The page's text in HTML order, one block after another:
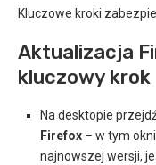
Kluczowe kroki
Aktualizacja
kluczowy krok
Na desktopie
Firefox – w tym
najnowszej wersji,